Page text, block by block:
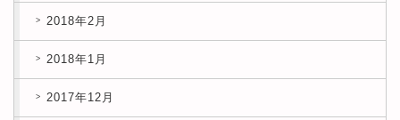
2018年2月
2018年1月
2017年12月